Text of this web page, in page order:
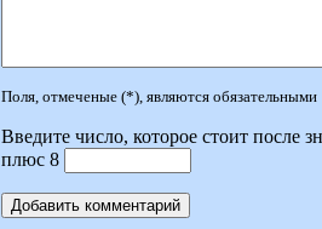
Поля, отмеченые (*), являются обязательными
Введите число, которое стоит после
плюс 8